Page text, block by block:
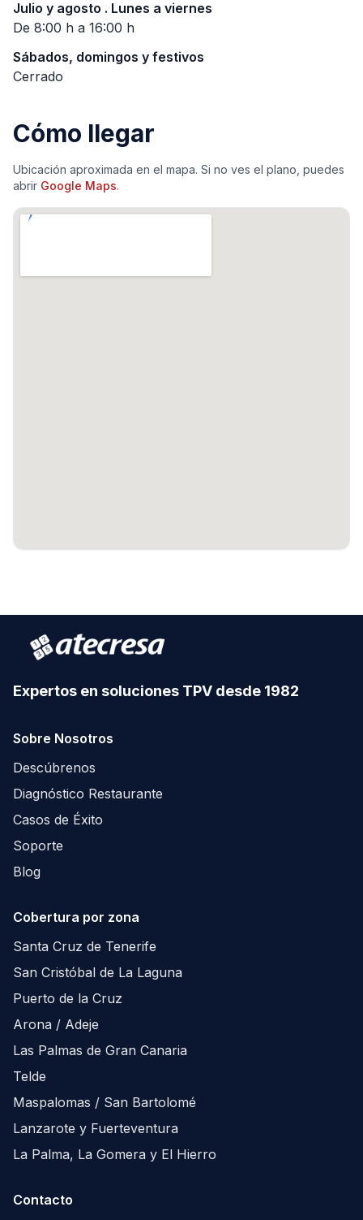
Julio y agosto . Lunes a viernes
De 8:00 h a 16:00 h
Sábados, domingos y festivos
Cerrado
Cómo llegar
Ubicación aproximada en el mapa. Si no ves el plano, puedes
abrir Google Maps.
Expertos en soluciones TPV desde 1982
Sobre Nosotros
Descúbrenos
Diagnóstico Restaurante
Casos de Éxito
Soporte
Blog
Cobertura por zona
Santa Cruz de Tenerife
San Cristóbal de La Laguna
Puerto de la Cruz
Arona / Adeje
Las Palmas de Gran Canaria
Telde
Maspalomas / San Bartolomé
Lanzarote y Fuerteventura
La Palma, La Gomera y El Hierro
Contacto